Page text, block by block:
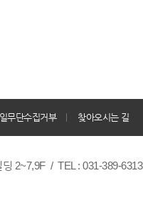
무단수집거부 찾아오시는 길
딩 2~7,9F / TEL : 031-389-6313